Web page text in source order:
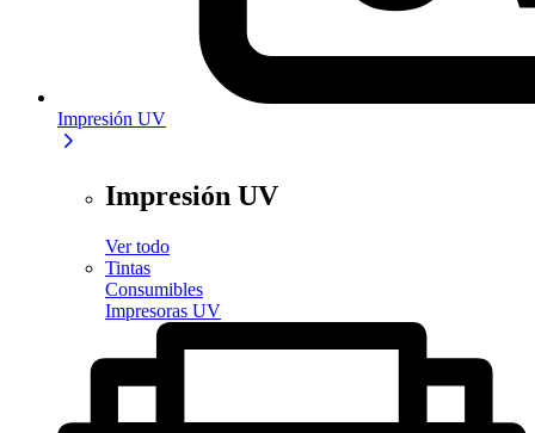
Impresión UV
Impresión UV
Ver todo
Tintas
Consumibles
Impresoras UV